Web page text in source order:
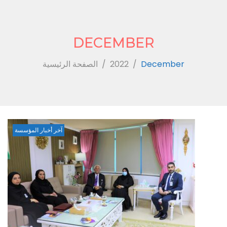
DECEMBER
الصفحة الرئيسية / 2022 / December
Month:
December
2022
آخر أخبار المؤسسة